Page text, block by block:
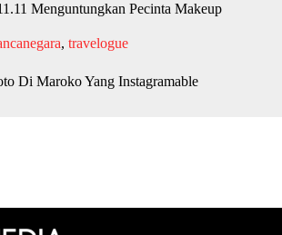
Menguntungkan Pecinta Makeup
, travelogue
Di Maroko Yang Instagramable